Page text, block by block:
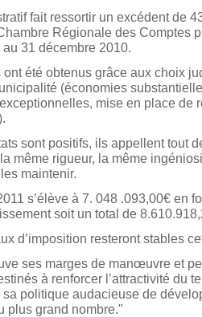
fait ressortir un excédent de
Régionale des Comptes
31 décembre 2010.
été obtenus grâce aux choix
(économies
mise en place de
sont positifs, ils appellent tout
même rigueur, la même
maintenir.
s’élève à 7. 048 .093,00€ en
soit un total de
d’imposition resteront stables
ses marges de manœuvre et
à renforcer l’attractivité du
politique audacieuse de
plus grand nombre."